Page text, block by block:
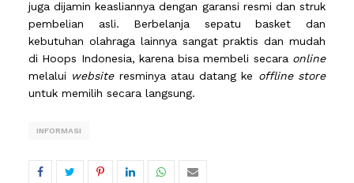
juga dijamin keasliannya dengan garansi resmi dan struk
pembelian asli. Berbelanja sepatu basket dan
kebutuhan olahraga lainnya sangat praktis dan mudah
di Hoops Indonesia, karena bisa membeli secara online
melalui websiteresminya atau datang ke offline store
untuk memilih secara langsung.
INFORMASI